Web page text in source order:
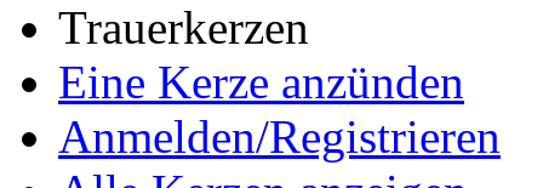
Trauerkerzen
Eine Kerze anzünden
Anmelden/Registrieren